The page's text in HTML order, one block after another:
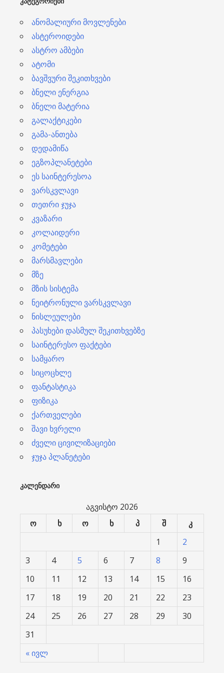
ანომალიური მოვლენები
ასტეროიდები
ასტრო ამბები
ატომი
ბავშვური შეკითხვები
ბნელი ენერგია
ბნელი მატერია
გალაქტიკები
გამა-ანთება
დედამიწა
ეგზოპლანეტები
ეს საინტერესოა
ვარსკვლავი
თეთრი ჯუჯა
კვაზარი
კოლაიდერი
კომეტები
მარსმავლები
მზე
მზის სისტემა
ნეიტრონული ვარსკვლავი
ნისლეულები
პასუხები დასმულ შეკითხვებზე
საინტერესო ფაქტები
სამყარო
სიცოცხლე
ფანტასტიკა
ფიზიკა
ქართველები
შავი ხვრელი
ძველი ცივილიზაციები
ჯუჯა პლანეტები
ᲙᲐᲚᲔᲜᲓᲐᲠᲘ
აგვისტო 2026
ო
ხ ო ხ პ შ კ
« ივლ
1
2
3
4 5 6 7 8
9
10
11 12 13 14 15
16
17
18 19 20 21 22
23
24
25 26 27 28 29
30
31